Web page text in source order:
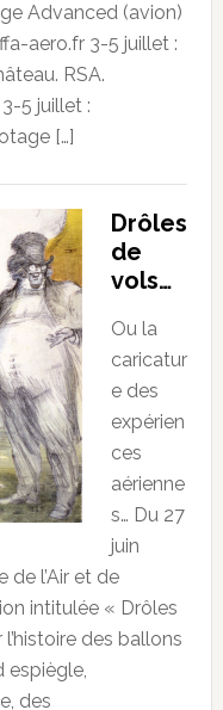
Advanced (avion)
aero.fr 3-5 juillet :
RSA.
5 juillet :
[…]
Drôles
de
vols…
Ou la
caricatur
e des
expérien
ces
aérienne
s… Du 27
juin
de l’Air et de
intitulée « Drôles
des ballons
espiègle,
des